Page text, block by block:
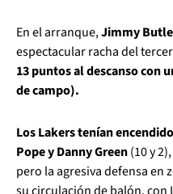
En el arranque,Jimmy
espectacular racha del
13 puntos al descanso con
de campo).
Los Lakers tenían
Pope y Danny Green(10 y
pero la agresiva defensa en
su circulación de balón,